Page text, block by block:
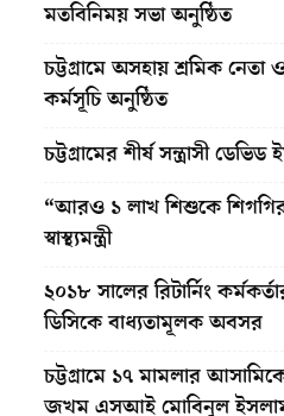
মতবিনিময় সভা অনুষ্ঠিত
চট্টগ্রামে অসহায় শ্রমিক
কর্মসূচি অনুষ্ঠিত
চট্টগ্রামের শীর্ষ সন্ত্রাসী
“আরও ১ লাখ শিশুকে
স্বাস্থ্যমন্ত্রী
২০১৮ সালের রিটার্নিং
ডিসিকে বাধ্যতামূলক অবসর
চট্টগ্রামে ১৭ মামলার
জখম এসআই মোবিনুল